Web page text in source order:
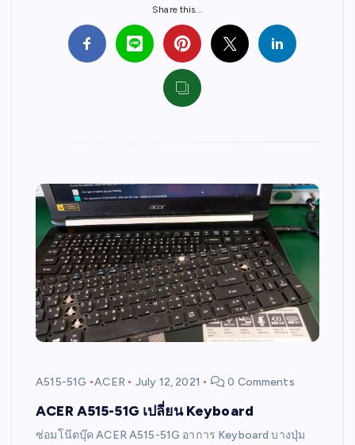
Share this...
A515-51G ACER July 12, 2021 0 Comments
ACER A515-51G เปลี่ยน Keyboard
ซ่อมโน๊ตบุ๊ค ACER A515-51G อาการ Keyboard บางปุ่ม